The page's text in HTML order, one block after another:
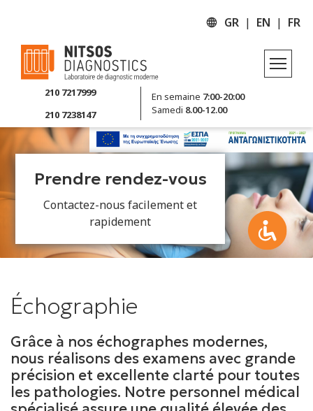
GR EN FR
210 7217999
210 7238147
En semaine 7:00-20:00
Samedi 8.00-12.00
Prendre rendez-vous
Contactez-nous facilement et
rapidement
Départements - Examens
Échographie
Échographie
Imagerie en temps réel
Échographie
Grâce à nos échographes modernes,
nous réalisons des examens avec grande
précision et excellente clarté pour toutes
les pathologies. Notre personnel médical